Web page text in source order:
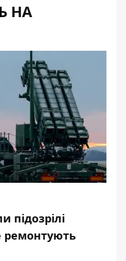
НА
підозрілі
ремонтують